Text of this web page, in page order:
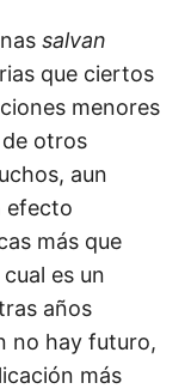
salvan
que ciertos
menores
otros
aun
efecto
más que
es un
años
no hay futuro,
más